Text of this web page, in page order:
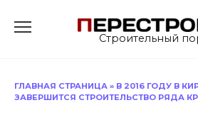
Строительный
ГЛАВНАЯ СТРАНИЦА » В 2016 ГОДУ В
ЗАВЕРШИТСЯ СТРОИТЕЛЬСТВО РЯДА